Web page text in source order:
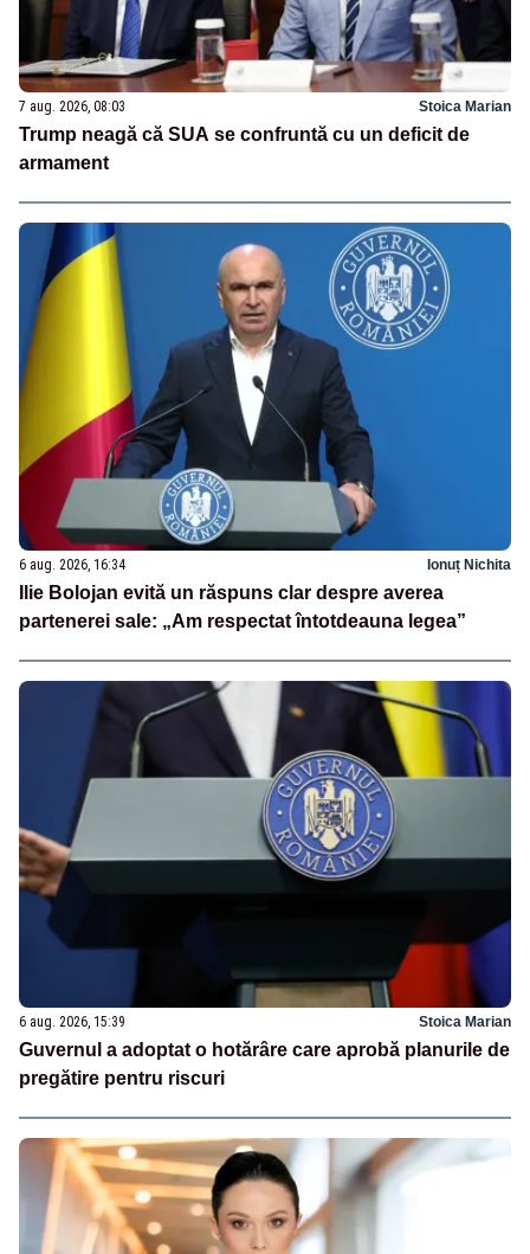
7 aug. 2026, 08:03 Stoica Marian
Trump neagă că SUA se confruntă cu un deficit de
armament
6 aug. 2026, 16:34 Ionuț Nichita
Ilie Bolojan evită un răspuns clar despre averea
partenerei sale: „Am respectat întotdeauna legea”
6 aug. 2026, 15:39 Stoica Marian
Guvernul a adoptat o hotărâre care aprobă planurile de
pregătire pentru riscuri